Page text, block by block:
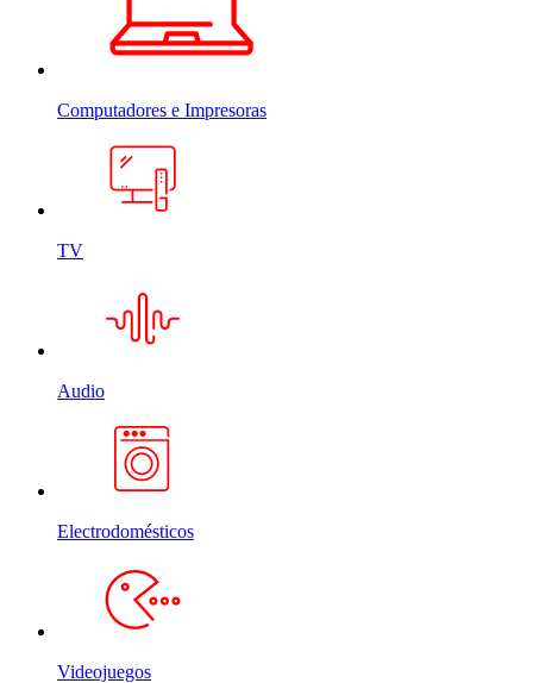
Computadores e Impresoras
TV
Audio
Electrodomésticos
Videojuegos